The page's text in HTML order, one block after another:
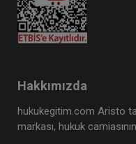
Hakkımızda
hukukegitim.com Aristo
markası, hukuk